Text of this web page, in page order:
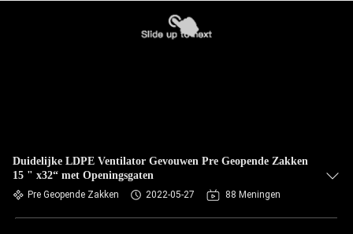
Duidelijke LDPE Ventilator Gevouwen Pre Geopende Zakken
15 " x32“ met Openingsgaten
Pre Geopende Zakken 2022-05-27 88 Meningen